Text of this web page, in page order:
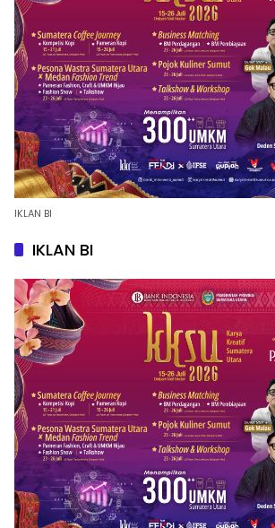
IKLAN BI
IKLAN BI